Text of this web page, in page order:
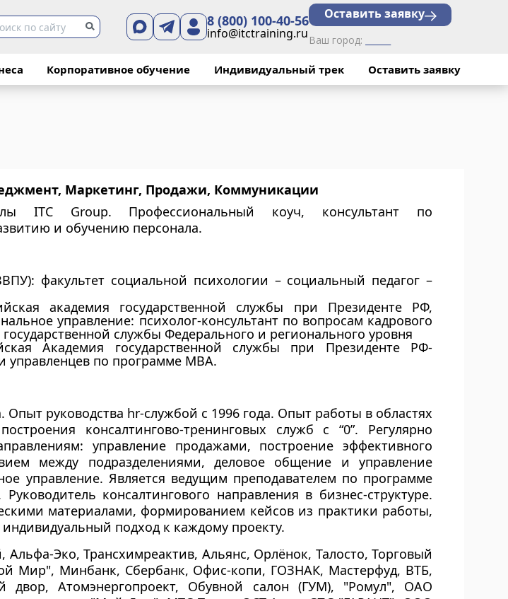
8 (800) 100-40-56
info@itctraining.ru
Оставить заявку
Ваш город:
Корпоративное обучение Индивидуальный трек Оставить заявку
Маркетинг, Продажи, Коммуникации
ITC Group. Профессиональный коуч, консультант по
и обучению персонала.
факультет социальной психологии – социальный педагог –
академия государственной службы при Президенте РФ,
управление: психолог-консультант по вопросам кадрового
службы Федерального и регионального уровня
Академия государственной службы при Президенте РФ-
управленцев по программе MBA.
руководства hr-службой с 1996 года. Опыт работы в областях
консалтингово-тренинговых служб с “0”. Регулярно
управление продажами, построение эффективного
между подразделениями, деловое общение и управление
управление. Является ведущим преподавателем по программе
консалтингового направления в бизнес-структуре.
материалами, формированием кейсов из практики работы,
подход к каждому проекту.
Эко, Трансхимреактив, Альянс, Орлёнок, Талосто, Торговый
Мир", Минбанк, Сбербанк, Офис-копи, ГОЗНАК, Мастерфуд, ВТБ,
двор, Атомэнергопроект, Обувной салон (ГУМ), "Ромул", ОАО